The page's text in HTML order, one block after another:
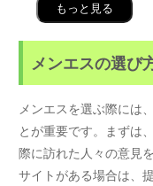
もっと見る
メンエスの選び
メンエスを選ぶ際には
とが重要です。まずは
際に訪れた人々の意見
サイトがある場合は、